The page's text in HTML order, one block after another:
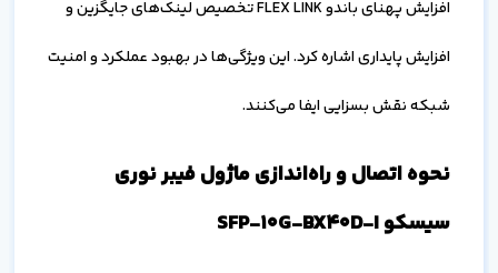
افزایش پهنای باندو FLEX LINK تخصیص لینک‌های جایگزین و
افزایش پایداری اشاره کرد. این ویژگی‌ها در بهبود عملکرد و امنیت
شبکه نقش بسزایی ایفا می‌کنند.
نحوه اتصال و راه‌اندازی ماژول فیبر نوری
سیسکو SFP-10G-BX40D-I